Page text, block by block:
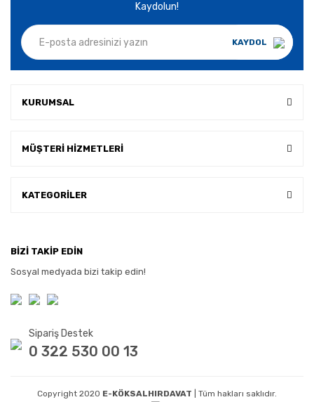
Kaydolun!
KAYDOL
KURUMSAL
MÜŞTERİ HİZMETLERİ
KATEGORİLER
BİZİ TAKİP EDİN
Sosyal medyada bizi takip edin!
Sipariş Destek
0 322 530 00 13
Copyright 2020 E-KÖKSALHIRDAVAT | Tüm hakları saklıdır.